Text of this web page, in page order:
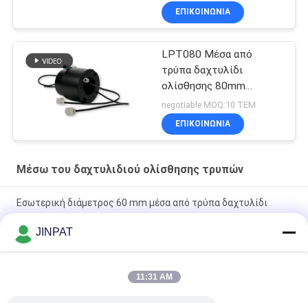
ΕΠΙΚΟΙΝΩΝΙΑ
LPT080 Μέσα από
τρύπα δαχτυλίδι
ολίσθησης 80mm
300rpm επαφές
πολύτιμων μετάλλων
negotiable MOQ:10 ΤΕΜ
ΕΠΙΚΟΙΝΩΝΙΑ
Μέσω του δαχτυλιδιού ολίσθησης τρυπών
Εσωτερική διάμετρος 60 mm μέσα από τρύπα δαχτυλίδι
Μέσα από τρύπα ηλεκτρικό δαχτυλίδι γλιστρίσματος 300rpm
JINPAT
11:31 AM